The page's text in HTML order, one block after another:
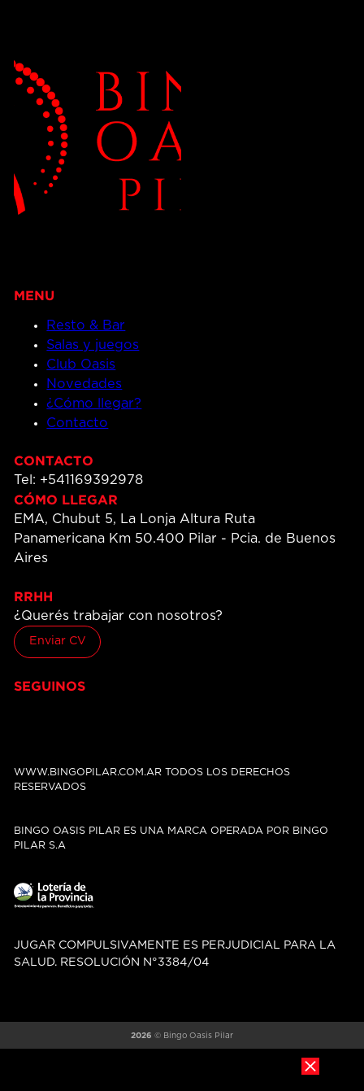
Resto & Bar
Salas y juegos
Club Oasis
Novedades
¿Cómo llegar?
Contacto
CONTACTO
Tel: +541169392978
CÓMO LLEGAR
EMA, Chubut 5, La Lonja Altura Ruta
Panamericana Km 50.400 Pilar - Pcia. de Buenos
Aires
RRHH
¿Querés trabajar con nosotros?
Enviar CV
SEGUINOS
WWW.BINGOPILAR.COM.AR TODOS LOS DERECHOS
RESERVADOS
BINGO OASIS PILAR ES UNA MARCA OPERADA POR BINGO
PILAR S.A
JUGAR COMPULSIVAMENTE ES PERJUDICIAL PARA LA
SALUD. RESOLUCIÓN N°3384/04
2026 © Bingo Oasis Pilar